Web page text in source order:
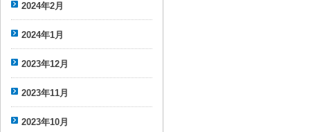
2024年2月
2024年1月
2023年12月
2023年11月
2023年10月